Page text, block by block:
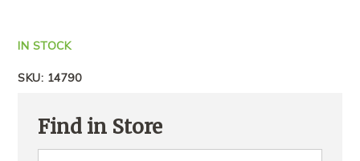
IN STOCK
SKU: 14790
Find in Store